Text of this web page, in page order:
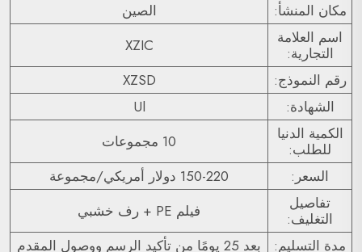
مكان المنشأ:
الصين
اسم العلامة
التجارية:
XZIC
رقم النموذج:
XZSD
الشهادة:
Ul
الكمية الدنيا
للطلب:
10 مجموعات
السعر:
150-220 دولار أمريكي/مجموعة
تفاصيل
التغليف:
فيلم PE + رف خشبي
مدة التسليم:
بعد 25 يومًا من تأكيد الرسم ووصول المقدم